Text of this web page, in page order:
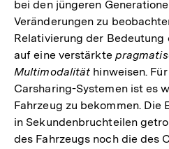
bei den jüngeren
Veränderungen zu
Relativierung der Bedeutung
auf eine verstärkte
Multimodalität hinweisen.
Carsharing-Systemen ist es
Fahrzeug zu bekommen. Die
in Sekundenbruchteilen
des Fahrzeugs noch die des